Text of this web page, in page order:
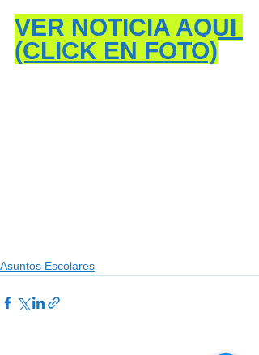
VER NOTICIA AQUI
(CLICK EN FOTO)
Asuntos Escolares